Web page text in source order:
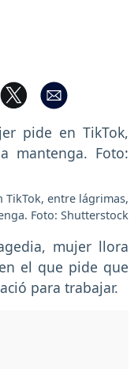
TikTok, entre lágrimas,
Foto: Shutterstock
mujer llora
el que pide que
para trabajar.